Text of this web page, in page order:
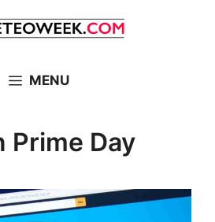
MENU
Prime Day